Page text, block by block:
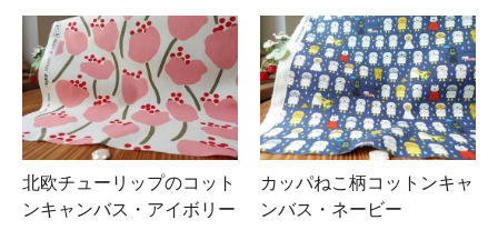
北欧チューリップのコット
ンキャンバス・アイボリー
カッパねこ柄コットンキャ
ンバス・ネービー